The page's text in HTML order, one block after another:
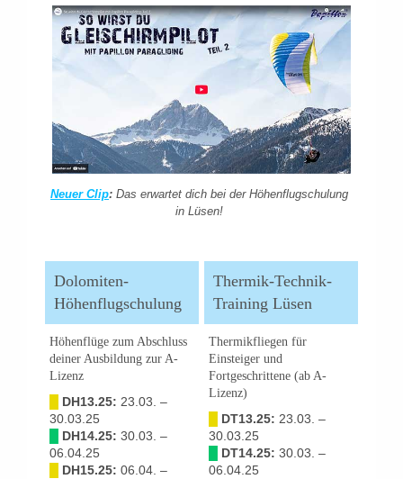
Neuer Clip: Das erwartet dich bei der Höhenflugschulung
in Lüsen!
Dolomiten-
Höhenflugschulung
Höhenflüge zum Abschluss
deiner Ausbildung zur A-
Lizenz
DH13.25: 23.03. –
30.03.25
DH14.25: 30.03. –
06.04.25
DH15.25: 06.04. –
Thermik-Technik-
Training Lüsen
Thermikfliegen für
Einsteiger und
Fortgeschrittene (ab A-
Lizenz)
DT13.25: 23.03. –
30.03.25
DT14.25: 30.03. –
06.04.25